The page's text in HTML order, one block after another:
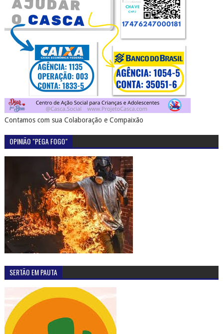
Contamos com sua Colaboração e Compaixão
OPINIÃO "PEGA FOGO"
SERTÃO EM PAUTA